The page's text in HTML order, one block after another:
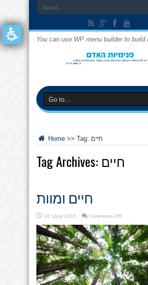
You can use WP menu builder to build
Home >> Tag: חיים
Tag Archives: חיים
חיים ומוות
18 בJuly 2016 Comments Offon
ומוות